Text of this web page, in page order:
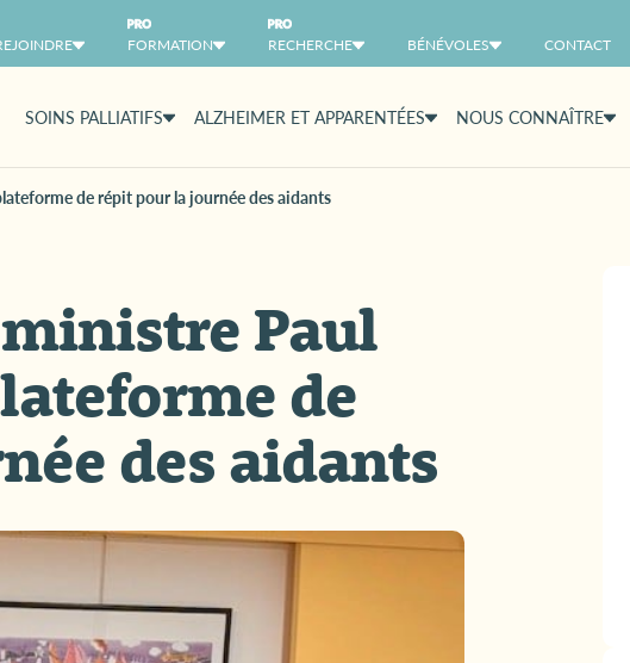
FORMATION RECHERCHE BÉNÉVOLES CONTACT
SOINS PALLIATIFS ALZHEIMER ET APPARENTÉES NOUS CONNAÎTRE
de répit pour la journée des aidants
Paul
de
des aidants